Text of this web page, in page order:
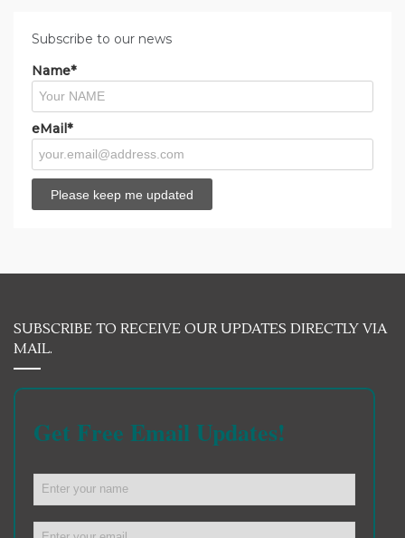
Subscribe to our news
Name*
eMail*
SUBSCRIBE TO RECEIVE OUR UPDATES DIRECTLY VIA
MAIL.
Get Free Email Updates!